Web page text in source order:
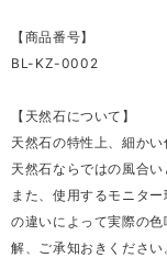
【商品番号】
BL-KZ-0002
【天然石について】
天然石の特性上、細か
天然石ならではの風合い
また、使用するモニタ
の違いによって実際の
解、ご承知おきください